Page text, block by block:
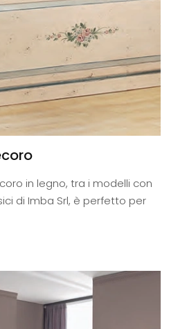
in legno, tra i modelli con
di Imba Srl, è perfetto per